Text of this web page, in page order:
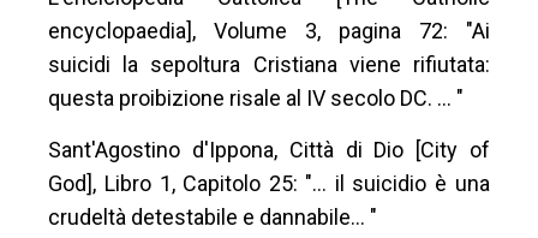
encyclopaedia], Volume 3, pagina 72: "Ai
suicidi la sepoltura Cristiana viene rifiutata:
questa proibizione risale al IV secolo DC. … "
Sant'Agostino d'Ippona, Città di Dio [City of
God], Libro 1, Capitolo 25: "… il suicidio è una
crudeltà detestabile e dannabile… "